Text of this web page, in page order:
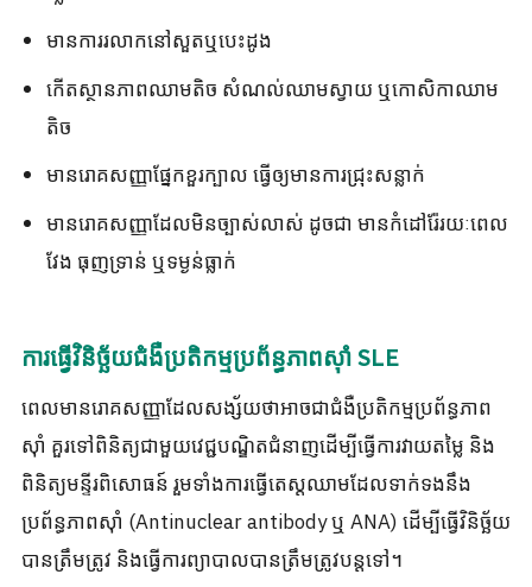
មានការរលាកនៅសួតឬបេះដូង
កើតស្ថានភាពឈាមតិច សំណល់ឈាមស្វាយ ឬកោសិកាឈាម
តិច
មានរោគសញ្ញាផ្នែកខួរក្បាល ធ្វើឲ្យមានការជ្រុះសន្លាក់
មានរោគសញ្ញាដែលមិនច្បាស់លាស់ ដូចជា មានកំដៅរ៉ែរយៈពេល
វែង ធុញទ្រាន់ ឬទម្ងន់ធ្លាក់
ការធ្វើវិនិច្ឆ័យជំងឺប្រតិកម្មប្រព័ន្ធភាពស៊ាំ SLE
ពេលមានរោគសញ្ញាដែលសង្ស័យថាអាចជាជំងឺប្រតិកម្មប្រព័ន្ធភាព
ស៊ាំ គួរទៅពិនិត្យជាមួយវេជ្ជបណ្ឌិតជំនាញដើម្បីធ្វើការវាយតម្លៃ និង
ពិនិត្យមន្ទីរពិសោធន៍ រួមទាំងការធ្វើតេស្តឈាមដែលទាក់ទងនឹង
ប្រព័ន្ធភាពស៊ាំ (Antinuclear antibody ឬ ANA) ដើម្បីធ្វើវិនិច្ឆ័យ
បានត្រឹមត្រូវ និងធ្វើការព្យាបាលបានត្រឹមត្រូវបន្តទៅ។